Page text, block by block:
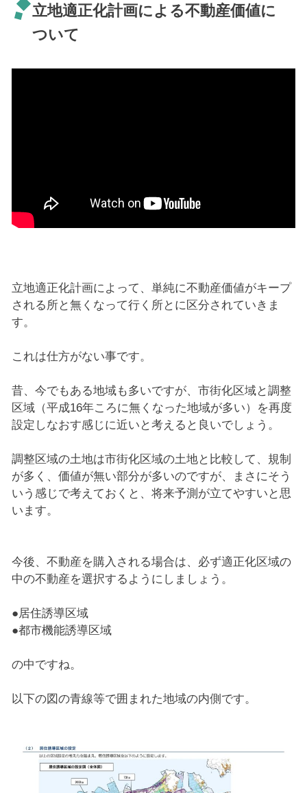
立地適正化計画による不動産価値に
ついて
立地適正化計画によって、単純に不動産価値がキープ
される所と無くなって行く所とに区分されていきま
す。
これは仕方がない事です。
昔、今でもある地域も多いですが、市街化区域と調整
区域（平成16年ころに無くなった地域が多い）を再度
設定しなおす感じに近いと考えると良いでしょう。
調整区域の土地は市街化区域の土地と比較して、規制
が多く、価値が無い部分が多いのですが、まさにそう
いう感じで考えておくと、将来予測が立てやすいと思
います。
今後、不動産を購入される場合は、必ず適正化区域の
中の不動産を選択するようにしましょう。
●居住誘導区域
●都市機能誘導区域
の中ですね。
以下の図の青線等で囲まれた地域の内側です。